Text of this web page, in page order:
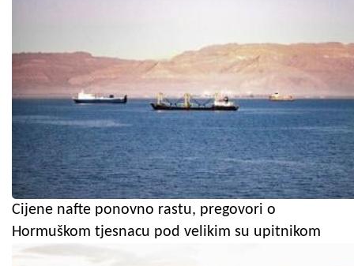
Cijene nafte ponovno rastu, pregovori o
Hormuškom tjesnacu pod velikim su upitnikom